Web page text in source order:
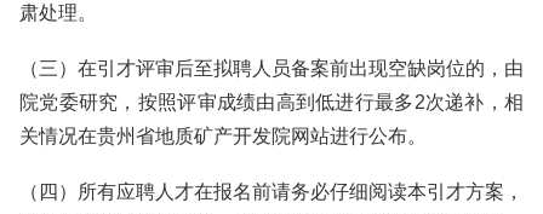
肃处理。
（三）在引才评审后至拟聘人员备案前出现空缺岗位的，由
院党委研究，按照评审成绩由高到低进行最多2次递补，相
关情况在贵州省地质矿产开发院网站进行公布。
（四）所有应聘人才在报名前请务必仔细阅读本引才方案，